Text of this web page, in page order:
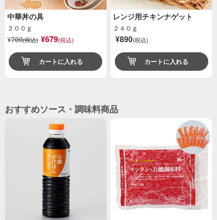
中華丼の具
２００ｇ
¥700(税込) ¥679(税込)
カートに入れる
レンジ用チキンナゲット
２４０ｇ
¥890(税込)
カートに入れる
おすすめソース・調味料商品